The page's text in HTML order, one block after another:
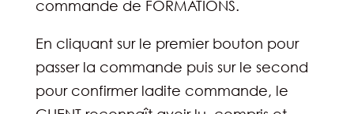
commande de FORMATIONS.
En cliquant sur le premier bouton pour
passer la commande puis sur le second
pour confirmer ladite commande, le